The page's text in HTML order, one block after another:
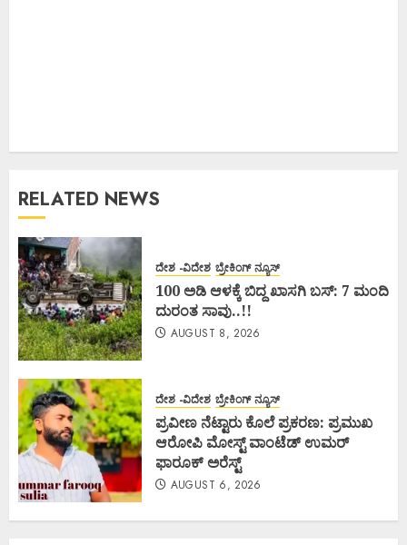
RELATED NEWS
ದೇಶ -ವಿದೇಶ ಬ್ರೇಕಿಂಗ್ ನ್ಯೂಸ್
100 ಅಡಿ ಆಳಕ್ಕೆ ಬಿದ್ದ ಖಾಸಗಿ ಬಸ್: 7 ಮಂದಿ
ದುರಂತ ಸಾವು..!!
AUGUST 8, 2026
ದೇಶ -ವಿದೇಶ ಬ್ರೇಕಿಂಗ್ ನ್ಯೂಸ್
ಪ್ರವೀಣ ನೆಟ್ಟಾರು ಕೊಲೆ ಪ್ರಕರಣ: ಪ್ರಮುಖ
ಆರೋಪಿ ಮೋಸ್ಟ್ ವಾಂಟೆಡ್ ಉಮರ್
ಫಾರೂಕ್ ಅರೆಸ್ಟ್
AUGUST 6, 2026